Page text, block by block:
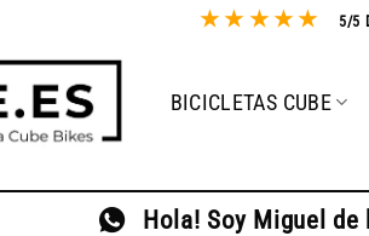
★ ★ ★★★ 5/5
BICICLETAS CUBE
Hola! Soy Miguel de